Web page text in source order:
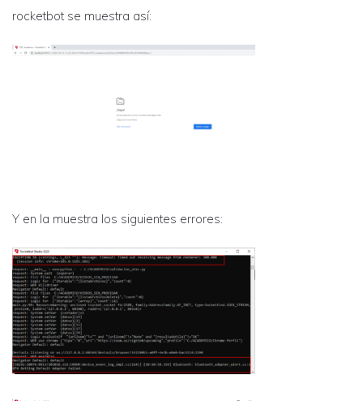
rocketbot se muestra así:
Y en la muestra los siguientes errores: